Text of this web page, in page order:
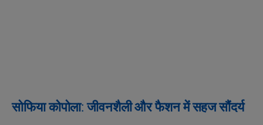
सोफिया कोपोला: जीवनशैली और फैशन में सहज सौंदर्य